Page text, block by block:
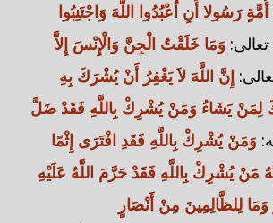
رَسُولا أَنِ اُعْبُدُوا اللَّهَ وَاجْتَنِبُوا
وَمَا خَلَقْتُ الْجِنَّ وَالْإِنْسَ إِلاَّ
إِنَّ اللَّهَ لاَ يَغْفِرُ أَنْ يُشْرَكَ بِهِ
لِمَنْ يَشَاءُ وَمَنْ يُشْرِكْ بِاللَّهِ فَقَدْ ضَلَّ
وَمَنْ يُشْرِكْ بِاللَّهِ فَقَدِ افْتَرَى إِثْمًا
مَنْ يُشْرِكْ بِاللَّهِ فَقَدْ حَرَّمَ اللَّهُ عَلَيْهِ
وَمَا لِلظَّالِمِينَ مِنْ أَنْصَارٍ